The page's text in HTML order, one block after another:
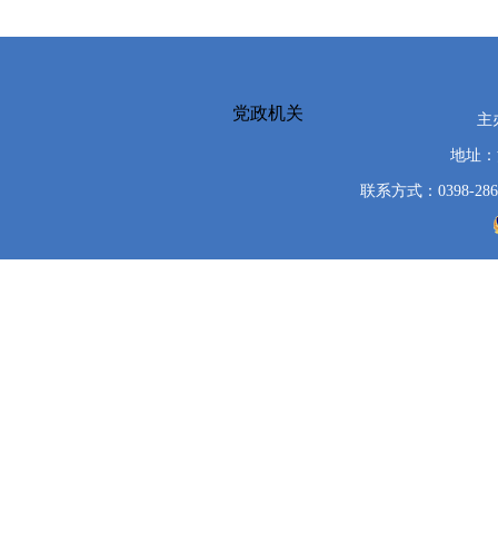
党政机关 主
地址
联系方式：0398-